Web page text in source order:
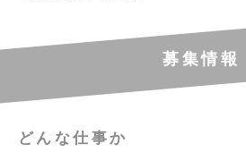
募集情報
どんな仕事か